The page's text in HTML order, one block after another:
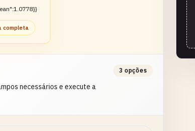
completa
necessários e execute a
3 opções